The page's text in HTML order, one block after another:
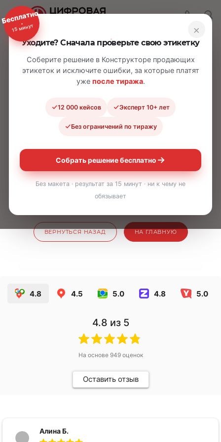
Страница не найдена
Неправильно набран адрес или такой страницы не
существует
ВЕРНУТЬСЯ НАЗАД НА ГЛАВНУЮ
Бесплатно
15 минут ×
Уходите? Сначала проверьте свою этикетку
Соберите решение в Конструкторе продающих
этикеток и исключите ошибки, за которые платят
уже после тиража.
12 000 кейсов Эксперт 10+ лет
Без ограничений по тиражу
Собрать решение бесплатно
Без макета · результат за 15 минут · ни к чему не
обязывает
4.8 4.5 5.0 4.8 5.0
4.8 из 5
На основе 949оценок
Оставить отзыв
Алина Б.